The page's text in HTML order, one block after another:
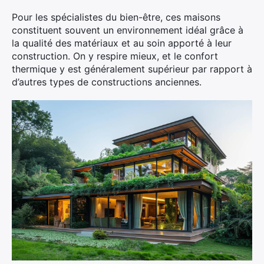
Pour les spécialistes du bien-être, ces maisons
constituent souvent un environnement idéal grâce à
la qualité des matériaux et au soin apporté à leur
construction. On y respire mieux, et le confort
thermique y est généralement supérieur par rapport à
d’autres types de constructions anciennes.